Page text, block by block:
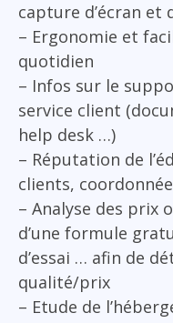
capture d’écran et
– Ergonomie et
quotidien
– Infos sur le
service client
help desk …)
– Réputation de
clients,
– Analyse des prix
d’une formule
d’essai … afin de
qualité/prix
– Etude de